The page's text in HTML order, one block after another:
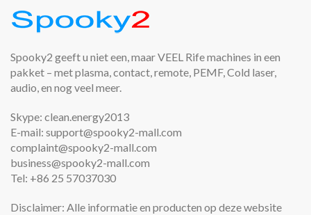
Spooky2 geeft u niet een, maar VEEL Rife machines in een
pakket – met plasma, contact, remote, PEMF, Cold laser,
audio, en nog veel meer.
Skype: clean.energy2013
E-mail: support@spooky2-mall.com
complaint@spooky2-mall.com
business@spooky2-mall.com
Tel: +86 25 57037030
Disclaimer: Alle informatie en producten op deze website